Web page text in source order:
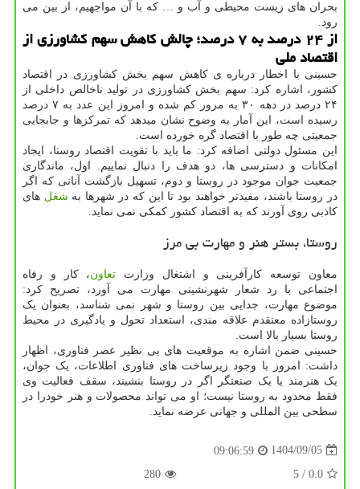
بحران های زیست محیطی و آب و … که با آن مواجهیم، از بین می
رود.
از ۲۴ درصد به ۷ درصد؛ چالش کاهش سهم کشاورزی از
اقتصاد ملی
حسینی با اخطار درباره ی کاهش سهم بخش کشاورزی در اقتصاد
کشور، اشاره کرد: سهم بخش کشاورزی در تولید ناخالص داخلی از
۲۴ درصد در دهه ۳۰ به مرور کم شده و امروز این عدد به ۷ درصد
رسیده است، این آمار به وضوح نشان میدهد که تمرکزها و جابجایی
جمعیتی چه طور با اقتصاد گره خورده است.
این مسئول دولتی اضافه کرد: ما باید با تقویت اقتصاد روستا، ایجاد
امکانات و دسترسی ها، دو هدف را دنبال نماییم. اول، ماندگاری
جمعیت جوان موجود در روستا و دوم، تسهیل بازگشت آنانی که اگر
در روستا باشند، مفیدتر خواهند بود تا این که در شهرها به شغل های
کاذبی روی آورند که به اقتصاد کشور کمکی نمی نماید.
روستا، بستر هنر و مهارت بی مرز
معاون توسعه کارآفرینی و اشتغال وزارت تعاون، کار و رفاه
اجتماعی با رد شعار شهرنشینی مهارت می آورد، تصریح کرد:
موضوع مهارت، جدایی بین روستا و شهر نمی شناسد، بعنوان یک
روستازاده معتقدم علاقه مندی، استعداد تحول و یادگیری در محیط
روستا بسیار بالا است.
حسینی ضمن اشاره به موقعیت های بی نظیر عصر فناوری، اظهار
داشت: امروز با وجود زیرساخت های فناوری اطلاعات، یک جوان،
یک هنرمند یا یک صنعتگر اگر در روستا بنشیند، سقف فعالیت وی
فقط محدود به روستا نیست؛ او می تواند محصولات و هنر خودرا در
سطحی بین المللی و جهانی عرضه نماید.
1404/09/05
09:06:59
0.0
/ 5
280